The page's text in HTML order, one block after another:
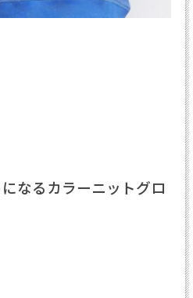
なるカラーニットグロ